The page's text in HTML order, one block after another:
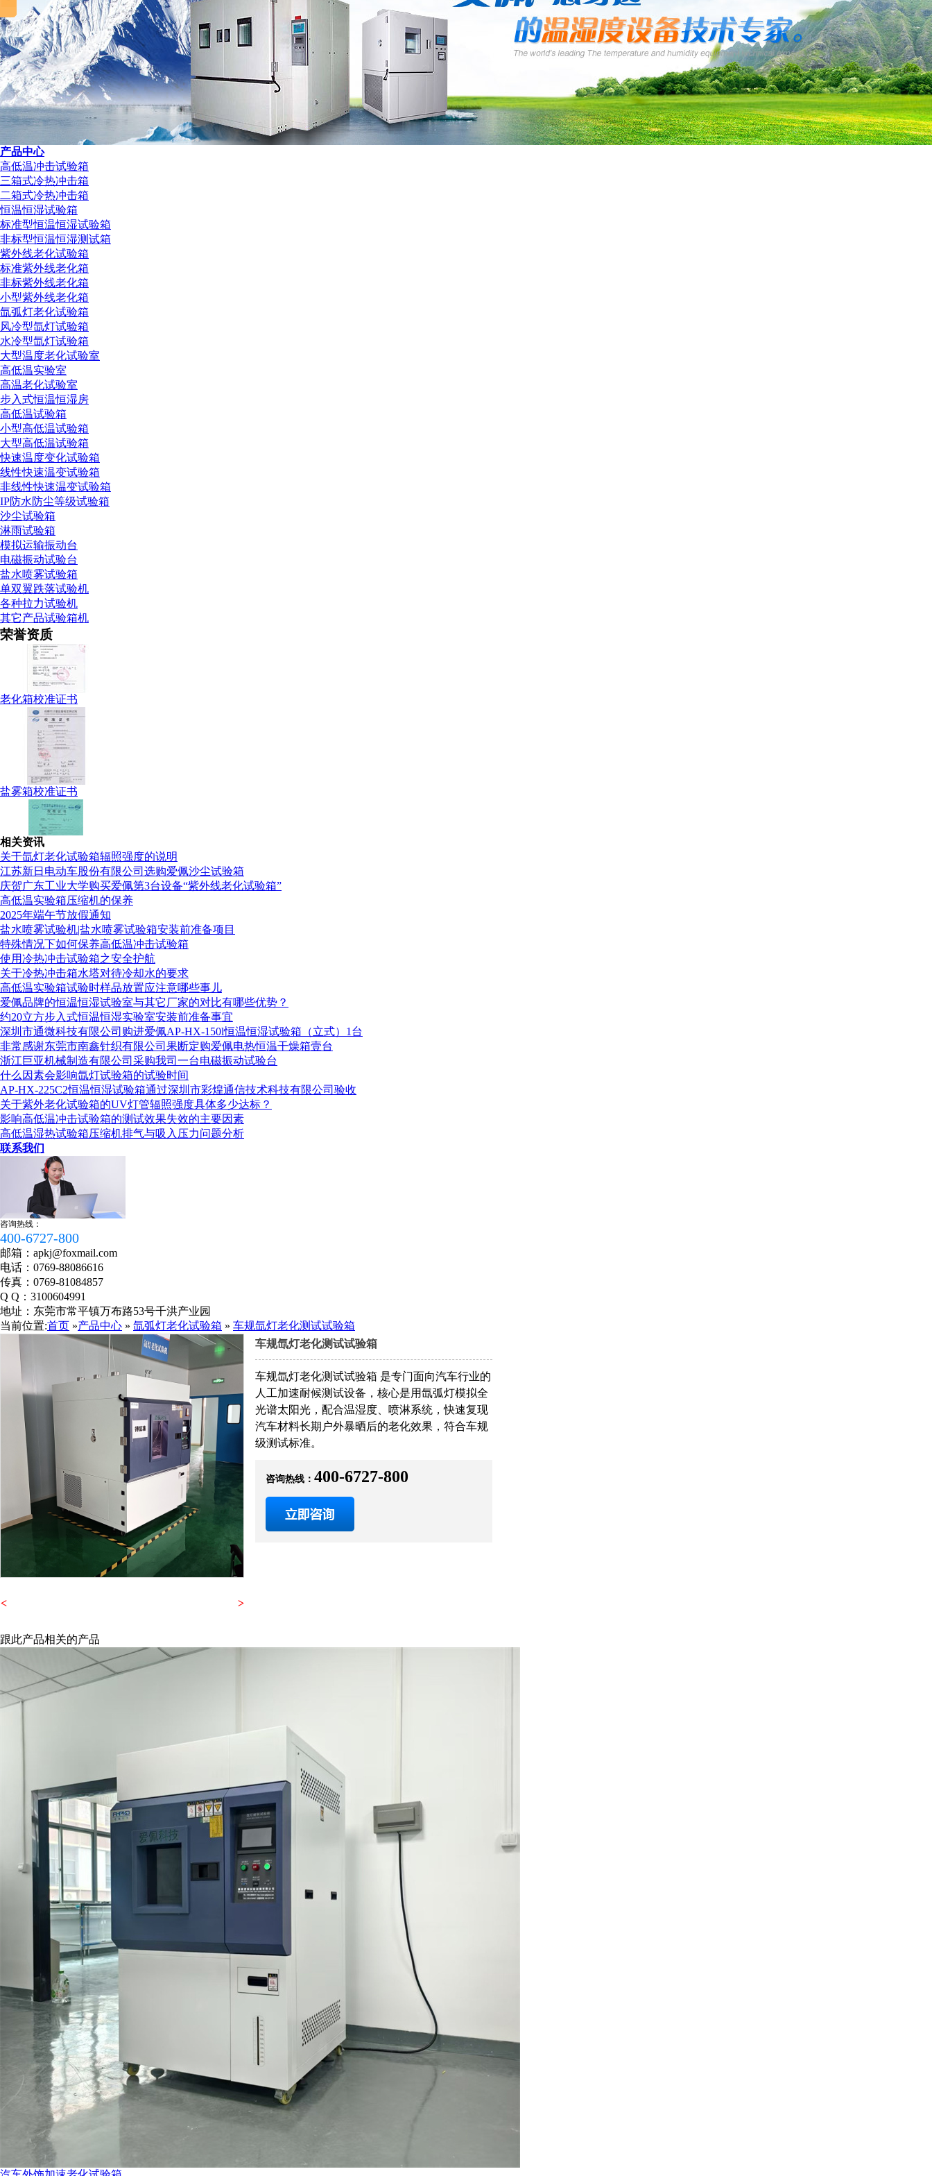
产品中心
高低温冲击试验箱
三箱式冷热冲击箱
二箱式冷热冲击箱
恒温恒湿试验箱
标准型恒温恒湿试验箱
非标型恒温恒湿测试箱
紫外线老化试验箱
标准紫外线老化箱
非标紫外线老化箱
小型紫外线老化箱
氙弧灯老化试验箱
风冷型氙灯试验箱
水冷型氙灯试验箱
大型温度老化试验室
高低温实验室
高温老化试验室
步入式恒温恒湿房
高低温试验箱
小型高低温试验箱
大型高低温试验箱
快速温度变化试验箱
线性快速温变试验箱
非线性快速温变试验箱
IP防水防尘等级试验箱
沙尘试验箱
淋雨试验箱
模拟运输振动台
电磁振动试验台
盐水喷雾试验箱
单双翼跌落试验机
各种拉力试验机
其它产品试验箱机
荣誉资质
检测仪表校准证书
冲击箱校准证书
高低温交变校准证书
恒温防结霜校准证书
老化箱校准证书
盐雾箱校准证书
检测仪表校准证书
冲击箱校准证书
高低温交变校准证书
恒温防结霜校准证书
老化箱校准证书
盐雾箱校准证书
相关资讯
关于氙灯老化试验箱辐照强度的说明
江苏新日电动车股份有限公司选购爱佩沙尘试验箱
庆贺广东工业大学购买爱佩第3台设备“紫外线老化试验箱”
高低温实验箱压缩机的保养
2025年端午节放假通知
盐水喷雾试验机|盐水喷雾试验箱安装前准备项目
特殊情况下如何保养高低温冲击试验箱
使用冷热冲击试验箱之安全护航
关于冷热冲击箱水塔对待冷却水的要求
高低温实验箱试验时样品放置应注意哪些事儿
爱佩品牌的恒温恒湿试验室与其它厂家的对比有哪些优势？
约20立方步入式恒温恒湿实验室安装前准备事宜
深圳市通微科技有限公司购进爱佩AP-HX-150l恒温恒湿试验箱（立式）1台
非常感谢东莞市南鑫针织有限公司果断定购爱佩电热恒温干燥箱壹台
浙江巨亚机械制造有限公司采购我司一台电磁振动试验台
什么因素会影响氙灯试验箱的试验时间
AP-HX-225C2恒温恒湿试验箱通过深圳市彩煌通信技术科技有限公司验收
关于紫外老化试验箱的UV灯管辐照强度具体多少达标？
影响高低温冲击试验箱的测试效果失效的主要因素
高低温湿热试验箱压缩机排气与吸入压力问题分析
联系我们
咨询热线：
400-6727-800
邮箱： apkj@foxmail.com
电话： 0769-88086616
传真： 0769-81084857
Q Q： 3100604991
地址： 东莞市常平镇万布路53号千洪产业园
当前位置:首页 »产品中心 » 氙弧灯老化试验箱 » 车规氙灯老化测试试验箱
< >
车规氙灯老化测试试验箱
车规氙灯老化测试试验箱 是专门面向汽车行业的
人工加速耐候测试设备，核心是用氙弧灯模拟全
光谱太阳光，配合温湿度、喷淋系统，快速复现
汽车材料长期户外暴晒后的老化效果，符合车规
级测试标准。
咨询热线： 400-6727-800
跟此产品相关的产品